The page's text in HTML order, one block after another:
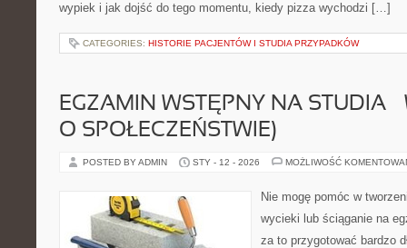
wypiek i jak dojść do tego momentu, kiedy pizza wychodzi […]
CATEGORIES: HISTORIE PACJENTÓW I STUDIA PRZYPADKÓW
EGZAMIN WSTĘPNY NA STUDIA
O SPOŁECZEŃSTWIE)
POSTED BY ADMIN STY - 12 - 2026 MOŻLIWOŚĆ
Nie mogę pomóc w
wycieki lub ściąganie na
za to przygotować bardzo